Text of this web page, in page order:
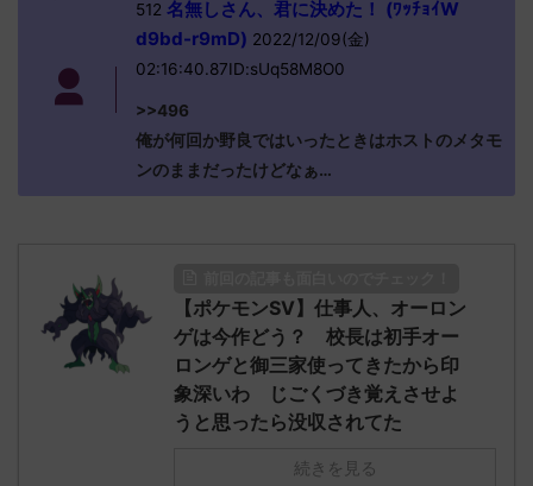
512 名無しさん、君に決めた！ (ﾜｯﾁｮｲW
d9bd-r9mD) 2022/12/09(金)
02:16:40.87ID:sUq58M8O0
>>496
俺が何回か野良ではいったときはホストのメタモ
ンのままだったけどなぁ…
【ポケモンSV】仕事人、オーロン
ゲは今作どう？ 校長は初手オー
ロンゲと御三家使ってきたから印
象深いわ じごくづき覚えさせよ
うと思ったら没収されてた
続きを見る